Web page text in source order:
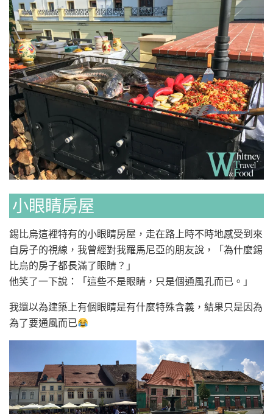
小眼睛房屋
錫比烏這裡特有的小眼睛房屋，走在路上時不時地感受到來
自房子的視線，我曾經對我羅馬尼亞的朋友說，「為什麼錫
比烏的房子都長滿了眼睛？」
他笑了一下說：「這些不是眼睛，只是個通風孔而已。」
我還以為建築上有個眼睛是有什麼特殊含義，結果只是因為
為了要通風而已